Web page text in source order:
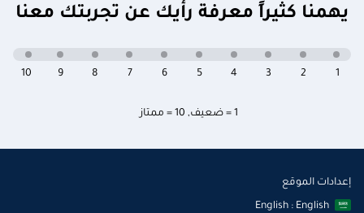
يهمنا كثيراً معرفة رأيك عن تجربتك معنا
1 = ضعيف , 10 = ممتاز
10 9 8 7 6 5 4 3 2 1
إعدادات الموقع
English : English